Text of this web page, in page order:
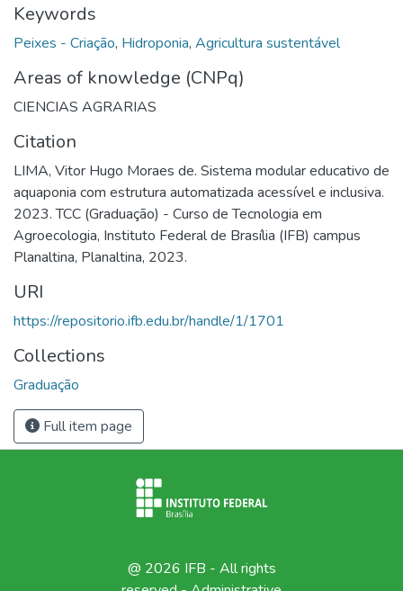
Keywords
Peixes - Criação, Hidroponia, Agricultura sustentável
Areas of knowledge (CNPq)
CIENCIAS AGRARIAS
Citation
LIMA, Vitor Hugo Moraes de. Sistema modular educativo de
aquaponia com estrutura automatizada acessível e inclusiva.
2023. TCC (Graduação) - Curso de Tecnologia em
Agroecologia, Instituto Federal de Brasília (IFB) campus
Planaltina, Planaltina, 2023.
URI
https://repositorio.ifb.edu.br/handle/1/1701
Collections
Graduação
Full item page
@ 2026 IFB - All rights